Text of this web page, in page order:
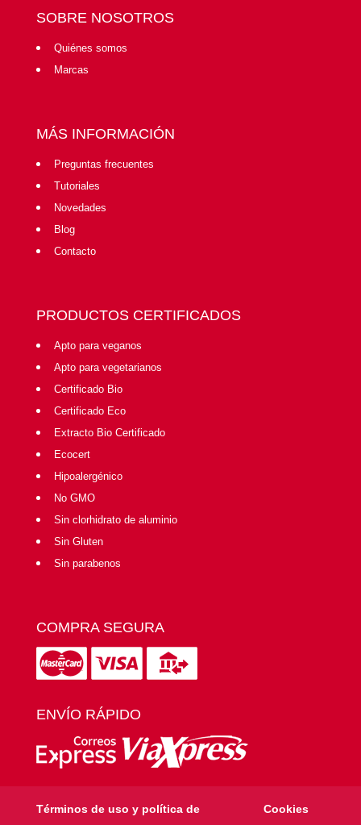
SOBRE NOSOTROS
Quiénes somos
Marcas
MÁS INFORMACIÓN
Preguntas frecuentes
Tutoriales
Novedades
Blog
Contacto
PRODUCTOS CERTIFICADOS
Apto para veganos
Apto para vegetarianos
Certificado Bio
Certificado Eco
Extracto Bio Certificado
Ecocert
Hipoalergénico
No GMO
Sin clorhidrato de aluminio
Sin Gluten
Sin parabenos
COMPRA SEGURA
ENVÍO RÁPIDO
Términos de uso y política de
Cookies